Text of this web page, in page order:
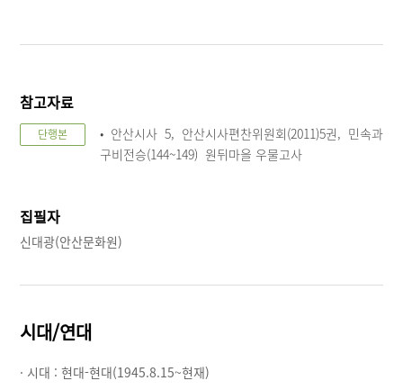
참고자료
단행본
• 안산시사 5, 안산시사편찬위원회(2011)5권, 민속과
구비전승(144~149) 원뒤마을 우물고사
집필자
신대광(안산문화원)
시대/연대
· 시대 :현대-현대(1945.8.15~현재)